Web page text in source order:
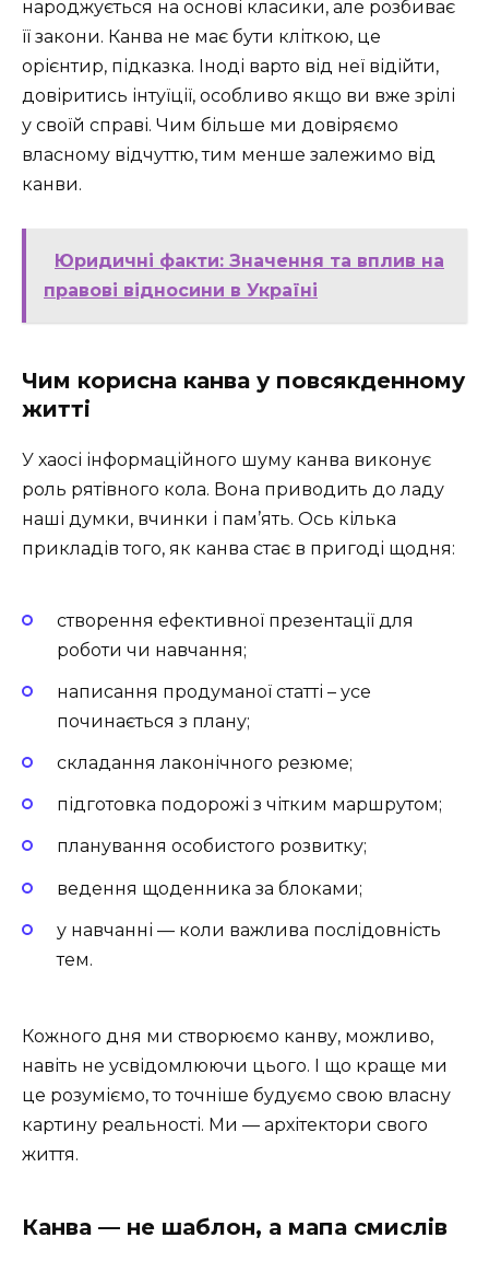
народжується на основі класики, але розбиває
її закони. Канва не має бути кліткою, це
орієнтир, підказка. Іноді варто від неї відійти,
довіритись інтуїції, особливо якщо ви вже зрілі
у своїй справі. Чим більше ми довіряємо
власному відчуттю, тим менше залежимо від
канви.
Юридичні факти: Значення та вплив на
правові відносини в Україні
Чим корисна канва у повсякденному
житті
У хаосі інформаційного шуму канва виконує
роль рятівного кола. Вона приводить до ладу
наші думки, вчинки і пам’ять. Ось кілька
прикладів того, як канва стає в пригоді щодня:
створення ефективної презентації для
роботи чи навчання;
написання продуманої статті – усе
починається з плану;
складання лаконічного резюме;
підготовка подорожі з чітким маршрутом;
планування особистого розвитку;
ведення щоденника за блоками;
у навчанні — коли важлива послідовність
тем.
Кожного дня ми створюємо канву, можливо,
навіть не усвідомлюючи цього. І що краще ми
це розуміємо, то точніше будуємо свою власну
картину реальності. Ми — архітектори свого
життя.
Канва — не шаблон, а мапа смислів ️